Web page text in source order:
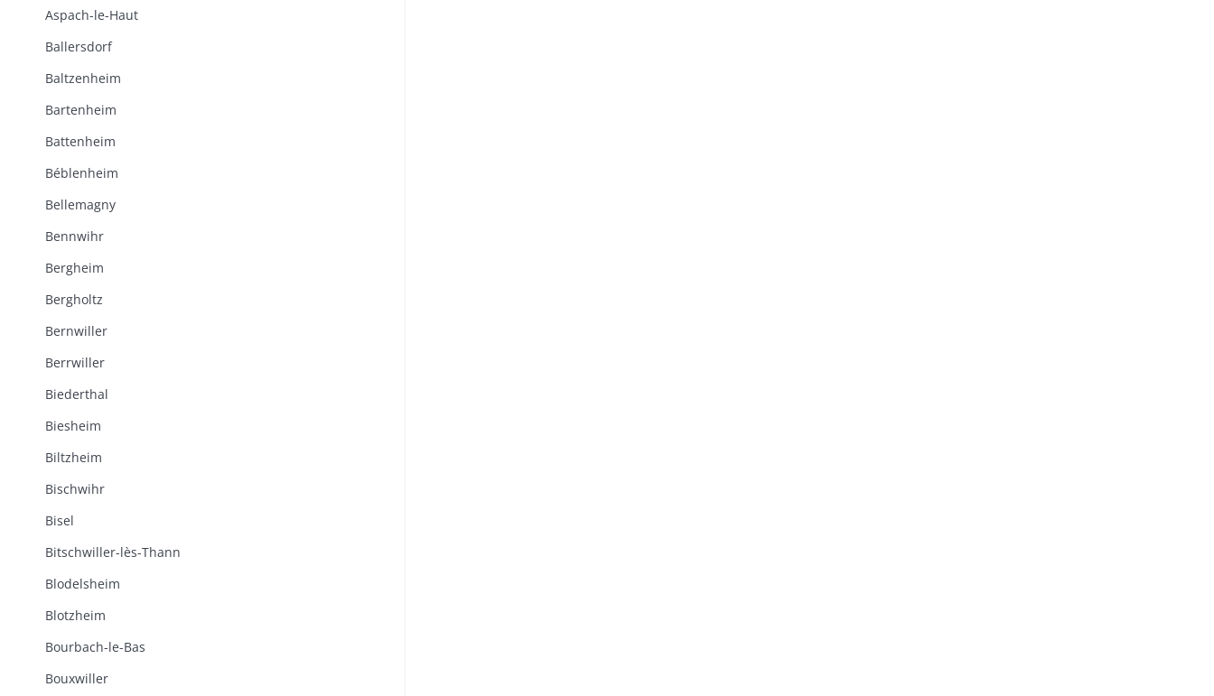
Aspach-le-Haut
Ballersdorf
Baltzenheim
Bartenheim
Battenheim
Béblenheim
Bellemagny
Bennwihr
Bergheim
Bergholtz
Bernwiller
Berrwiller
Biederthal
Biesheim
Biltzheim
Bischwihr
Bisel
Bitschwiller-lès-Thann
Blodelsheim
Blotzheim
Bourbach-le-Bas
Bouxwiller